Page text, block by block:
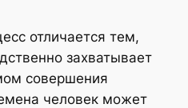
отличается тем,
захватывает
совершения
человек может